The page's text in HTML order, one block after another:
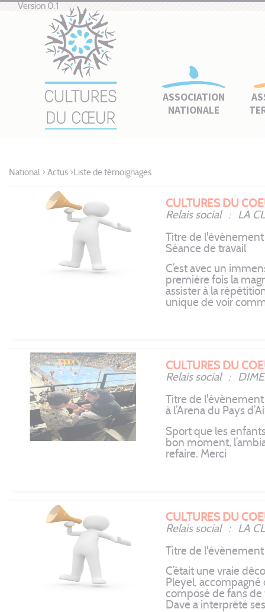
Version 0.1
ASSOCIATION
NATIONALE
National > Actus >Liste de témoignages
CULTURES DU
Relais social : LA
Titre de
Séance de travail
C’est avec un
première fois la
assister à la
unique de voir
CULTURES DU
Relais social :
Titre de
à l’Arena du Pays
Sport que les
bon moment,
refaire. Merci
CULTURES DU
Relais social : LA
Titre de
C’était une vraie
Pleyel, accompagné
composé de fans de
Dave a interprété